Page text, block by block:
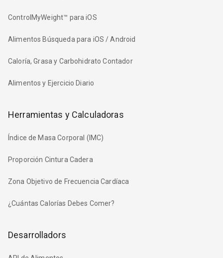
ControlMyWeight™ para iOS
Alimentos Búsqueda para iOS / Android
Caloría, Grasa y Carbohidrato Contador
Alimentos y Ejercicio Diario
Herramientas y Calculadoras
Índice de Masa Corporal (IMC)
Proporción Cintura Cadera
Zona Objetivo de Frecuencia Cardíaca
¿Cuántas Calorías Debes Comer?
Desarrolladors